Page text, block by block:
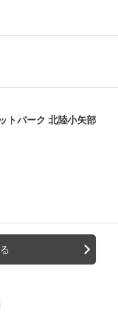
トパーク 北陸小矢部